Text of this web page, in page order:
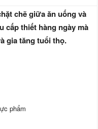
chẽ giữa ăn uống và
cấp thiết hàng ngày mà
gia tăng tuổi thọ.
phẩm